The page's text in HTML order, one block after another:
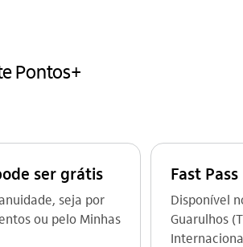
Pontos+
ser grátis
seja por
ou pelo Minhas
Fast Pass
Disponível
Guarulhos